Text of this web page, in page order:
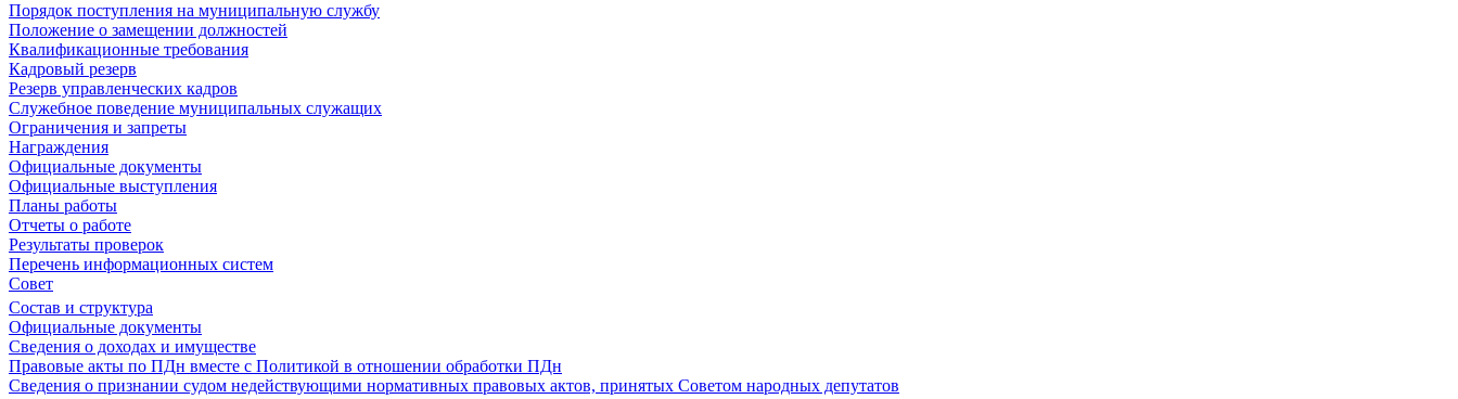
Порядок поступления на муниципальную службу
Положение о замещении должностей
Квалификационные требования
Кадровый резерв
Резерв управленческих кадров
Служебное поведение муниципальных служащих
Ограничения и запреты
Награждения
Официальные документы
Официальные выступления
Планы работы
Отчеты о работе
Результаты проверок
Перечень информационных систем
Совет
Состав и структура
Официальные документы
Сведения о доходах и имуществе
Правовые акты по ПДн вместе с Политикой в отношении обработки ПДн
Сведения о признании судом недействующими нормативных правовых актов, принятых Советом народных депутатов